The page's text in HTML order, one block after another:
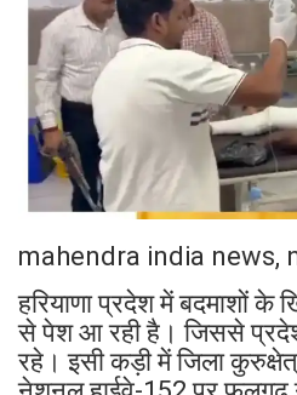
mahendra india news,
हरियाणा प्रदेश में बदमाशों
से पेश आ रही है। जिससे
रहे। इसी कड़ी में जिला